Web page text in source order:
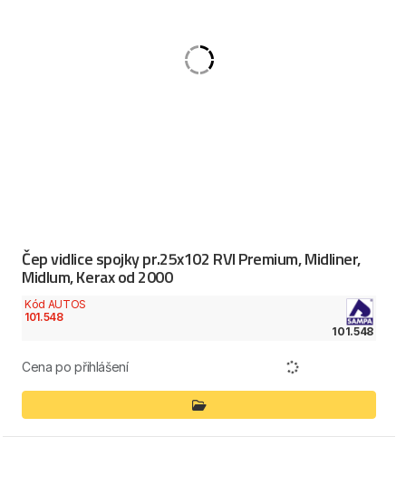
Čep vidlice spojky pr.25x102 RVI Premium, Midliner,
Midlum, Kerax od 2000
Kód AUTOS
101.548
101.548
Cena po přihlášení